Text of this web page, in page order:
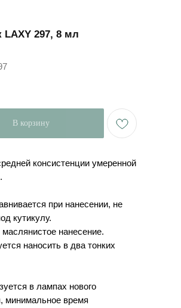
LAXY 297, 8 мл
В корзину
консистенции умеренной
при нанесении, не
кутикулу.
нанесение.
наносить в два тонких
в лампах нового
минимальное время